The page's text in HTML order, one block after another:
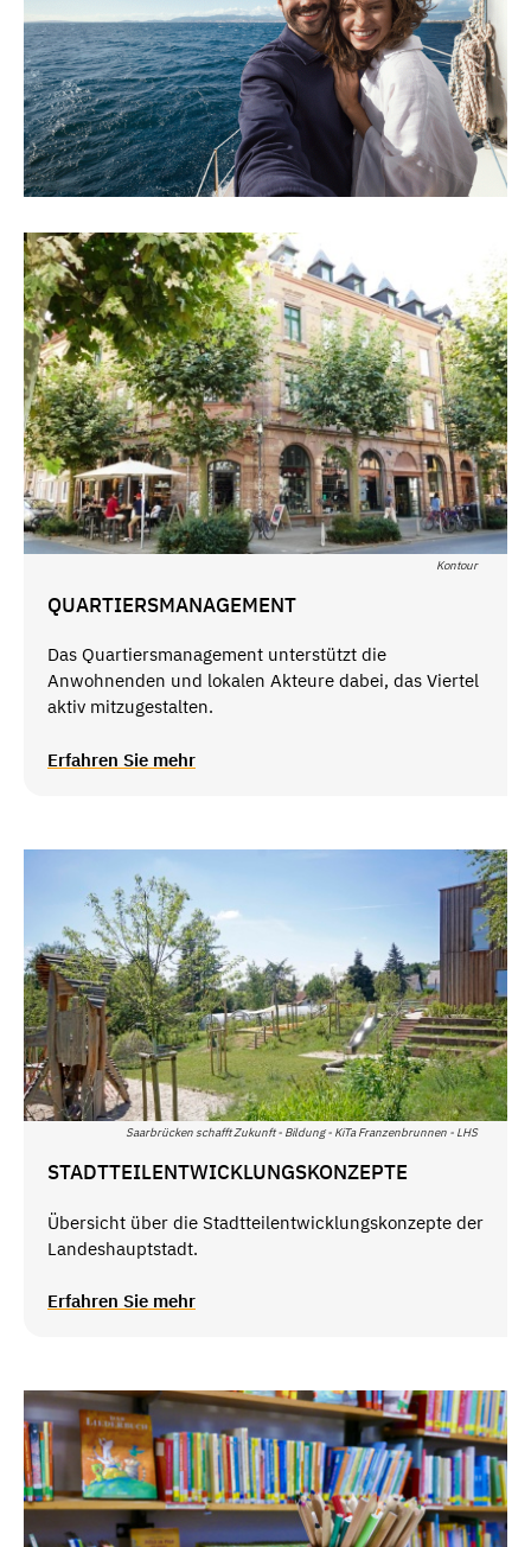
Kontour
QUARTIERSMANAGEMENT
Das Quartiersmanagement unterstützt die
Anwohnenden und lokalen Akteure dabei, das Viertel
aktiv mitzugestalten.
Erfahren Sie mehr
Saarbrücken schafft Zukunft - Bildung - KiTa Franzenbrunnen - LHS
STADTTEILENTWICKLUNGSKONZEPTE
Übersicht über die Stadtteilentwicklungskonzepte der
Landeshauptstadt.
Erfahren Sie mehr